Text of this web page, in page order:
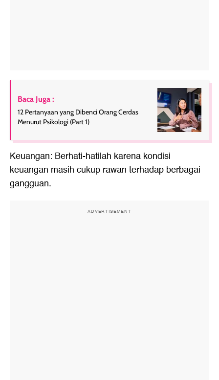
Baca Juga :
12 Pertanyaan yang Dibenci Orang Cerdas
Menurut Psikologi (Part 1)
Keuangan: Berhati-hatilah karena kondisi
keuangan masih cukup rawan terhadap berbagai
gangguan.
ADVERTISEMENT